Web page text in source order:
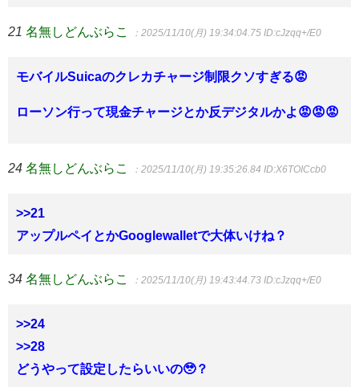
21 名無しどんぶらこ ：2025/11/10(月) 19:34:04.75 ID:cJzqq+/E0
モバイルSuicaのクレカチャージ制限クソすぎる😡
ローソン行って現金チャージとか反デジタルかよ😡😡😡
24 名無しどんぶらこ ：2025/11/10(月) 19:35:26.84 ID:X6TOICcb0
>>21
アップルペイとかGooglewalletで大体いけね？
34 名無しどんぶらこ ：2025/11/10(月) 19:43:44.73 ID:cJzqq+/E0
>>24
>>28
どうやって設定したらいいの🥹？